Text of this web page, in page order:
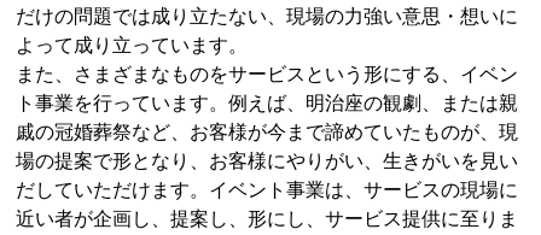
だけの問題では成り立たない、現場の力強い意思・想いに
よって成り立っています。
また、さまざまなものをサービスという形にする、イベン
ト事業を行っています。例えば、明治座の観劇、または親
戚の冠婚葬祭など、お客様が今まで諦めていたものが、現
場の提案で形となり、お客様にやりがい、生きがいを見い
だしていただけます。イベント事業は、サービスの現場に
近い者が企画し、提案し、形にし、サービス提供に至りま